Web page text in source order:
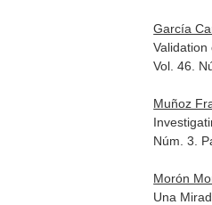
García
Vol. 46.
Muñoz
Núm. 3.
Morón
Una